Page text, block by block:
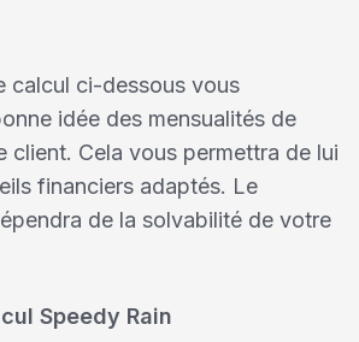
calcul ci-dessous vous
idée des mensualités de
client. Cela vous permettra de lui
financiers adaptés. Le
de la solvabilité de votre
Speedy Rain